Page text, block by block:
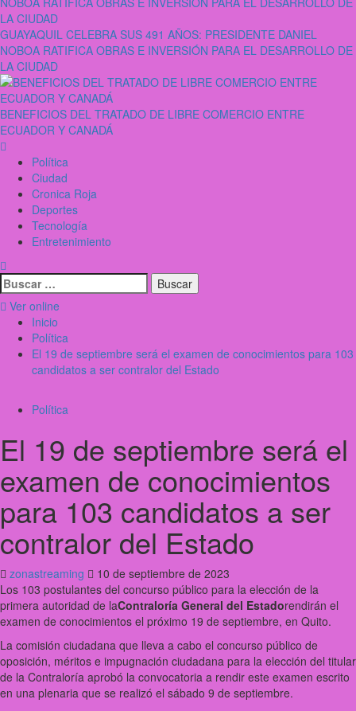
GUAYAQUIL CELEBRA SUS 491 AÑOS: PRESIDENTE DANIEL
NOBOA RATIFICA OBRAS E INVERSIÓN PARA EL DESARROLLO DE
LA CIUDAD
BENEFICIOS DEL TRATADO DE LIBRE COMERCIO ENTRE
ECUADOR Y CANADÁ
Política
Ciudad
Cronica Roja
Deportes
Tecnología
Entretenimiento
Ver online
Inicio
Política
El 19 de septiembre será el examen de conocimientos para 103
candidatos a ser contralor del Estado
Política
El 19 de septiembre será el
examen de conocimientos
para 103 candidatos a ser
contralor del Estado
zonastreaming
10 de septiembre de 2023
Los 103 postulantes del concurso público para la elección de la
primera autoridad de laContraloría General del Estadorendirán el
examen de conocimientos el próximo 19 de septiembre, en Quito.
La comisión ciudadana que lleva a cabo el concurso público de
oposición, méritos e impugnación ciudadana para la elección del titular
de la Contraloría aprobó la convocatoria a rendir este examen escrito
en una plenaria que se realizó el sábado 9 de septiembre.